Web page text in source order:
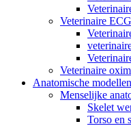
Veterinaire
Veterinaire
Anatomische modellen
Menselijke
Skelet
Torso en